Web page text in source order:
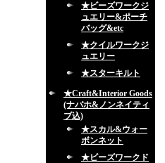
★ビーズワークジ
ュエリー&ポーチ
バッグ&etc
★クイルワークジ
ュエリー
★スターキルト
★Craft&Interior Goods
(ナバホ&ノンネイティ
ブ込)
★スカル&ウォー
ボンネット
★ビーズワークド